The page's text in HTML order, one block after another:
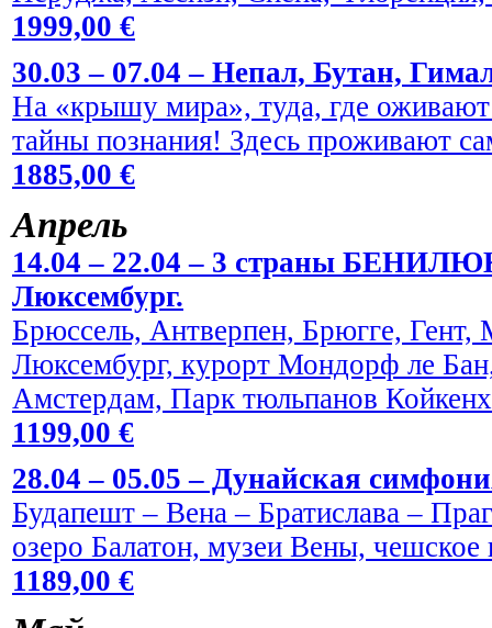
1999,00 €
30.03 – 07.04 – Непал, Бутан,
На «крышу мира», туда, где
тайны познания! Здесь проживают
1885,00 €
Aпрель
14.04 – 22.04 – 3 страны
Люксембург.
Брюссель, Антверпен, Брюгге,
Люксембург, курорт Мондорф ле
Амстердам, Парк тюльпанов
1199,00 €
28.04 – 05.05 – Дунайская
Будапешт – Вена – Братислава –
озеро Балатон, музеи Вены, чешское
1189,00 €